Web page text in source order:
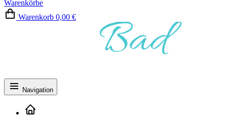
Warenkörbe
Warenkorb 0,00 €
Navigation